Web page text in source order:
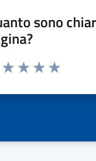
sono
da 1 a 5 stelle la pagina